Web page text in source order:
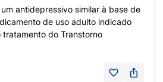
antidepressivo similar à base de
de uso adulto indicado
do Transtorno